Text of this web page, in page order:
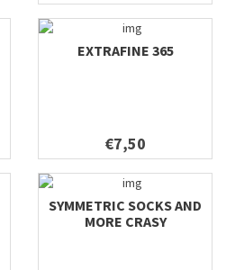
EXTRAFINE 365
€7,50
SYMMETRIC SOCKS AND
MORE CRASY